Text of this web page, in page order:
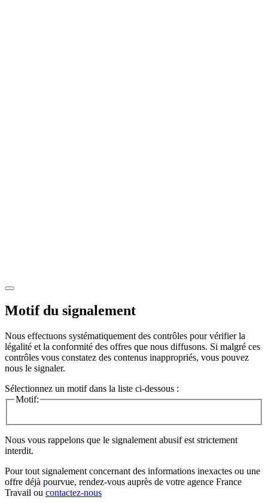
Motif du signalement
Nous effectuons systématiquement des contrôles pour vérifier la
légalité et la conformité des offres que nous diffusons. Si malgré ces
contrôles vous constatez des contenus inappropriés, vous pouvez
nous le signaler.
Sélectionnez un motif dans la liste ci-dessous :
Motif:
Nous vous rappelons que le signalement abusif est strictement
interdit.
Pour tout signalement concernant des informations inexactes ou une
offre déjà pourvue, rendez-vous auprès de votre agence France
Travail ou contactez-nous